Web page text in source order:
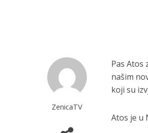
ZenicaTV
Pas Atos
našim
koji su
Atos je u